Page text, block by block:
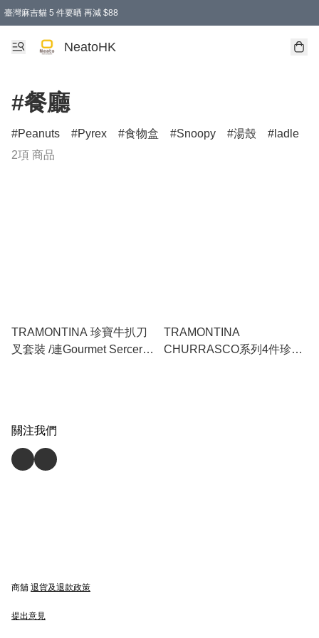
臺灣麻吉貓 5 件要晒 再減 $88
消費即享全單 95 折優惠！
購物滿 HKD 300.00即享免運費優惠！（適用於 特定的送貨方式 )
買麻吉貓廚具套裝免運費
寄送台灣運費滿HKD300 減 HKD50 優惠（不適用於儲物用品及傢俬）
NeatoHK
#餐廳
Peanuts Pyrex 食物盒 Snoopy 湯殼 ladle
2項 商品
TRAMONTINA 珍寶牛扒刀
叉套裝 /連Gourmet Sercert
TRAMONTINA
CHURRASCO系列4件珍寶
關注我們
商舖 退貨及退款政策
提出意見